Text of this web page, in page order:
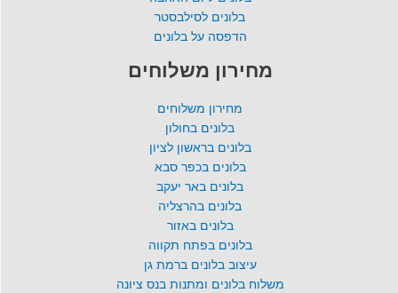
בלונים לסילבסטר
הדפסה על בלונים
מחירון משלוחים
מחירון משלוחים
בלונים בחולון
בלונים בראשון לציון
בלונים בכפר סבא
בלונים באר יעקב
בלונים בהרצליה
בלונים באזור
בלונים בפתח תקווה
עיצוב בלונים ברמת גן
משלוח בלונים ומתנות בנס ציונה